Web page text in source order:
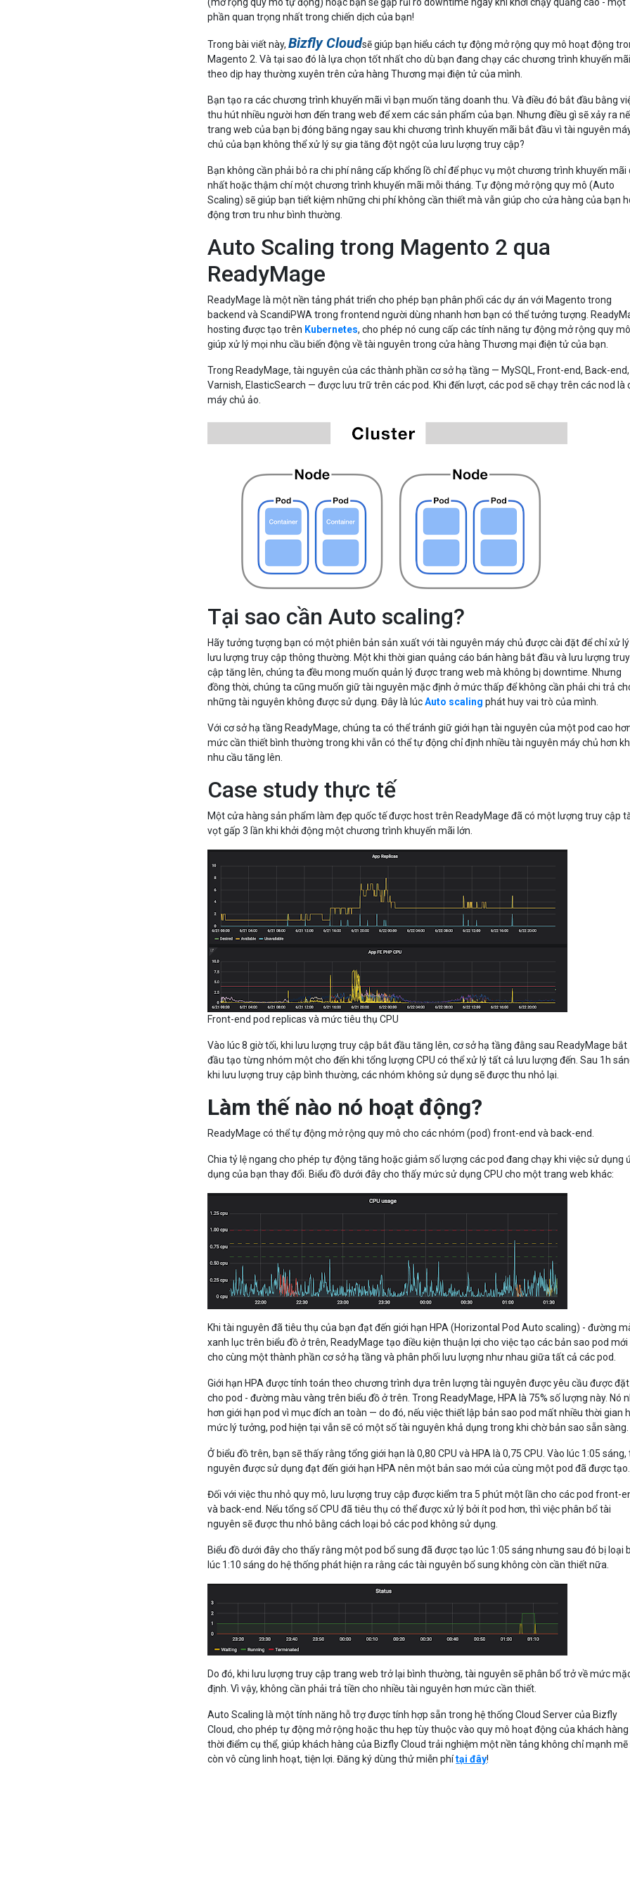
(mở rộng quy mô tự động) hoặc bạn sẽ gặp rủi ro downtime ngay khi khởi chạy quảng cáo - một
phần quan trọng nhất trong chiến dịch của bạn!
Trong bài viết này,Bizfly Cloudsẽ giúp bạn hiểu cách tự động mở rộng quy mô hoạt động
Magento 2. Và tại sao đó là lựa chọn tốt nhất cho dù bạn đang chạy các chương trình khuyến mãi
theo dịp hay thường xuyên trên cửa hàng Thương mại điện tử của mình.
Bạn tạo ra các chương trình khuyến mãi vì bạn muốn tăng doanh thu. Và điều đó bắt đầu bằng
thu hút nhiều người hơn đến trang web để xem các sản phẩm của bạn. Nhưng điều gì sẽ xảy ra
trang web của bạn bị đóng băng ngay sau khi chương trình khuyến mãi bắt đầu vì tài nguyên
chủ của bạn không thể xử lý sự gia tăng đột ngột của lưu lượng truy cập?
Bạn không cần phải bỏ ra chi phí nâng cấp khổng lồ chỉ để phục vụ một chương trình khuyến mãi
nhất hoặc thậm chí một chương trình khuyến mãi mỗi tháng. Tự động mở rộng quy mô (Auto
Scaling) sẽ giúp bạn tiết kiệm những chi phí không cần thiết mà vẫn giúp cho cửa hàng của bạn
động trơn tru như bình thường.
Auto Scaling trong Magento 2 qua
ReadyMage
ReadyMage là một nền tảng phát triển cho phép bạn phân phối các dự án với Magento trong
backend và ScandiPWA trong frontend người dùng nhanh hơn bạn có thể tưởng tượng.
hosting được tạo trên Kubernetes, cho phép nó cung cấp các tính năng tự động mở rộng quy mô
giúp xử lý mọi nhu cầu biến động về tài nguyên trong cửa hàng Thương mại điện tử của bạn.
Trong ReadyMage, tài nguyên của các thành phần cơ sở hạ tầng — MySQL, Front-end, Back-end,
Varnish, ElasticSearch — được lưu trữ trên các pod. Khi đến lượt, các pod sẽ chạy trên các nod là
máy chủ ảo.
Tại sao cần Auto scaling?
Hãy tưởng tượng bạn có một phiên bản sản xuất với tài nguyên máy chủ được cài đặt để chỉ xử lý
lưu lượng truy cập thông thường. Một khi thời gian quảng cáo bán hàng bắt đầu và lưu lượng truy
cập tăng lên, chúng ta đều mong muốn quản lý được trang web mà không bị downtime. Nhưng
đồng thời, chúng ta cũng muốn giữ tài nguyên mặc định ở mức thấp để không cần phải chi trả
những tài nguyên không được sử dụng. Đây là lúcAuto scaling phát huy vai trò của mình.
Với cơ sở hạ tầng ReadyMage, chúng ta có thể tránh giữ giới hạn tài nguyên của một pod cao
mức cần thiết bình thường trong khi vẫn có thể tự động chỉ định nhiều tài nguyên máy chủ hơn
nhu cầu tăng lên.
Case study thực tế
Một cửa hàng sản phẩm làm đẹp quốc tế được host trên ReadyMage đã có một lượng truy cập
vọt gấp 3 lần khi khởi động một chương trình khuyến mãi lớn.
Front-end pod replicas và mức tiêu thụ CPU
Vào lúc 8 giờ tối, khi lưu lượng truy cập bắt đầu tăng lên, cơ sở hạ tầng đằng sau ReadyMage bắt
đầu tạo từng nhóm một cho đến khi tổng lượng CPU có thể xử lý tất cả lưu lượng đến. Sau 1h
khi lưu lượng truy cập bình thường, các nhóm không sử dụng sẽ được thu nhỏ lại.
Làm thế nào nó hoạt động?
ReadyMage có thể tự động mở rộng quy mô cho các nhóm (pod) front-end và back-end.
Chia tỷ lệ ngang cho phép tự động tăng hoặc giảm số lượng các pod đang chạy khi việc sử dụng
dụng của bạn thay đổi. Biểu đồ dưới đây cho thấy mức sử dụng CPU cho một trang web khác:
Khi tài nguyên đã tiêu thụ của bạn đạt đến giới hạn HPA (Horizontal Pod Auto scaling) - đường
xanh lục trên biểu đồ ở trên, ReadyMage tạo điều kiện thuận lợi cho việc tạo các bản sao pod mới
cho cùng một thành phần cơ sở hạ tầng và phân phối lưu lượng như nhau giữa tất cả các pod.
Giới hạn HPA được tính toán theo chương trình dựa trên lượng tài nguyên được yêu cầu được đặt
cho pod - đường màu vàng trên biểu đồ ở trên. Trong ReadyMage, HPA là 75% số lượng này. Nó
hơn giới hạn pod vì mục đích an toàn — do đó, nếu việc thiết lập bản sao pod mất nhiều thời gian
mức lý tưởng, pod hiện tại vẫn sẽ có một số tài nguyên khả dụng trong khi chờ bản sao sẵn sàng.
Ở biểu đồ trên, bạn sẽ thấy rằng tổng giới hạn là 0,80 CPU và HPA là 0,75 CPU. Vào lúc 1:05 sáng,
nguyên được sử dụng đạt đến giới hạn HPA nên một bản sao mới của cùng một pod đã được tạo.
Đối với việc thu nhỏ quy mô, lưu lượng truy cập được kiểm tra 5 phút một lần cho các pod front-
và back-end. Nếu tổng số CPU đã tiêu thụ có thể được xử lý bởi ít pod hơn, thì việc phân bổ tài
nguyên sẽ được thu nhỏ bằng cách loại bỏ các pod không sử dụng.
Biểu đồ dưới đây cho thấy rằng một pod bổ sung đã được tạo lúc 1:05 sáng nhưng sau đó bị loại
lúc 1:10 sáng do hệ thống phát hiện ra rằng các tài nguyên bổ sung không còn cần thiết nữa.
Do đó, khi lưu lượng truy cập trang web trở lại bình thường, tài nguyên sẽ phân bổ trở về mức
định. Vì vậy, không cần phải trả tiền cho nhiều tài nguyên hơn mức cần thiết.
Auto Scaling là một tính năng hỗ trợ được tính hợp sẵn trong hệ thống Cloud Server của Bizfly
Cloud, cho phép tự động mở rộng hoặc thu hẹp tùy thuộc vào quy mô hoạt động của khách
thời điểm cụ thể, giúp khách hàng của Bizfly Cloud trải nghiệm một nền tảng không chỉ mạnh
còn vô cùng linh hoạt, tiện lợi. Đăng ký dùng thử miễn phítại đây!